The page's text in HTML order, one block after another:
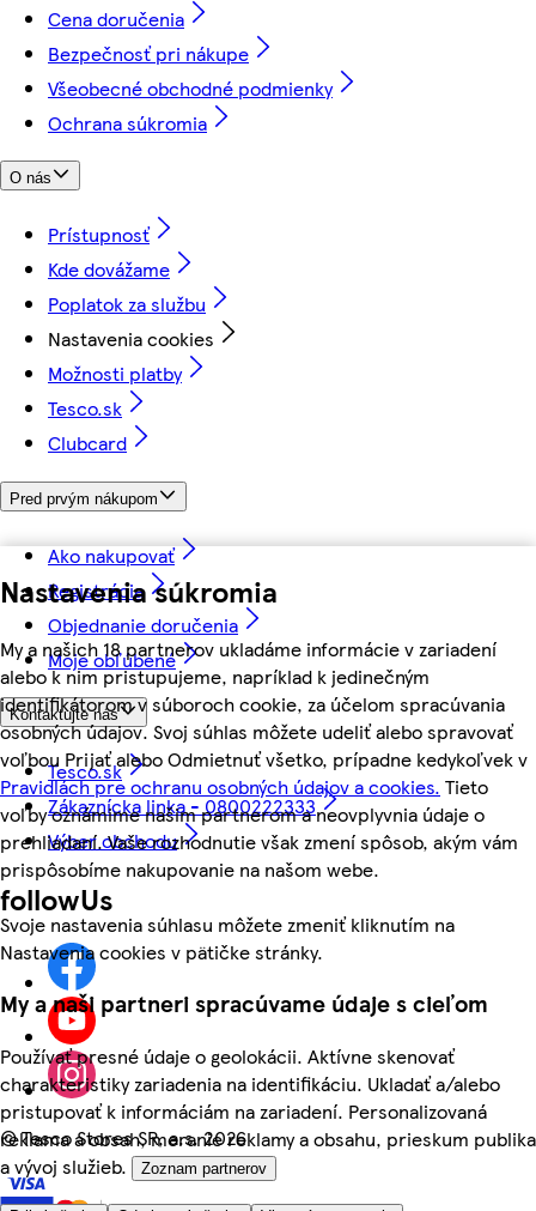
Nastavenia súkromia
My a našich 18 partnerov ukladáme informácie v zariadení
alebo k nim pristupujeme, napríklad k jedinečným
identifikátorom v súboroch cookie, za účelom spracúvania
osobných údajov. Svoj súhlas môžete udeliť alebo spravovať
voľbou Prijať alebo Odmietnuť všetko, prípadne kedykoľvek v
Pravidlách pre ochranu osobných údajov a cookies. Tieto
voľby oznámime našim partnerom a neovplyvnia údaje o
prehliadaní. Vaše rozhodnutie však zmení spôsob, akým vám
prispôsobíme nakupovanie na našom webe.
Svoje nastavenia súhlasu môžete zmeniť kliknutím na
Nastavenia cookies v pätičke stránky.
My a naši partneri spracúvame údaje s cieľom
Používať presné údaje o geolokácii. Aktívne skenovať
charakteristiky zariadenia na identifikáciu. Ukladať a/alebo
pristupovať k informáciám na zariadení. Personalizovaná
reklama a obsah, meranie reklamy a obsahu, prieskum publika
a vývoj služieb.
Zoznam partnerov
Cena doručenia
Bezpečnosť pri nákupe
Všeobecné obchodné podmienky
Ochrana súkromia
O nás
Prístupnosť
Kde dovážame
Poplatok za službu
Nastavenia cookies
Možnosti platby
Tesco.sk
Clubcard
Pred prvým nákupom
Ako nakupovať
Registrácia
Objednanie doručenia
Moje obľúbené
Kontaktujte nás
Tesco.sk
Zákaznícka linka - 0800222333
Výber obchodu
followUs
©Tesco Stores SR, a.s. 2026